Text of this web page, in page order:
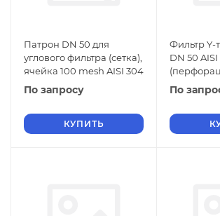
Патрон DN 50 для
углового фильтра (сетка),
ячейка 100 mesh AISI 304
По запросу
КУПИТЬ
Фильтр Y-
DN 50 AISI
По